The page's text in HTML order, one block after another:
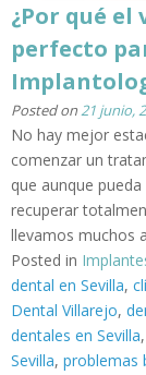
¿Por qué
perfecto
Posted on21 junio,
No hay mejor
comenzar un
que aunque
recuperar
llevamos muchos
Posted in
dental en Sevilla,
Dental Villarejo,
dentales en Sevilla,
Sevilla, problemas